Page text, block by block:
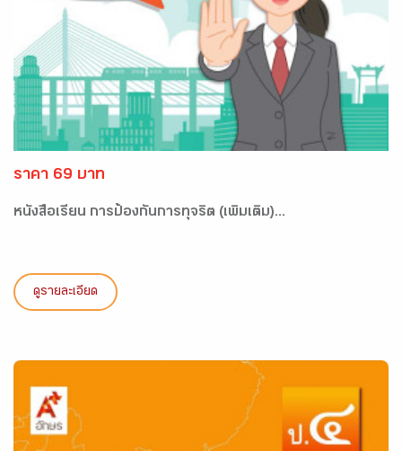
ราคา 69 บาท
หนังสือเรียน การป้องกันการทุจริต (เพิ่มเติม)...
ดูรายละเอียด